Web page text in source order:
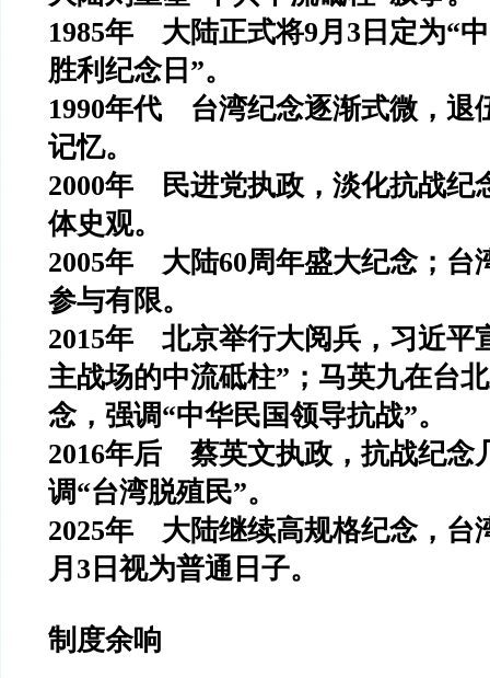
1985年 大陆正式将9月3日定为“
胜利纪念日”。
1990年代 台湾纪念逐渐式微，退
记忆。
2000年 民进党执政，淡化抗战纪
体史观。
2005年 大陆60周年盛大纪念；台
参与有限。
2015年 北京举行大阅兵，习近平
主战场的中流砥柱”；马英九在台
念，强调“中华民国领导抗战”。
2016年后 蔡英文执政，抗战纪念
调“台湾脱殖民”。
2025年 大陆继续高规格纪念，台
月3日视为普通日子。
制度余响